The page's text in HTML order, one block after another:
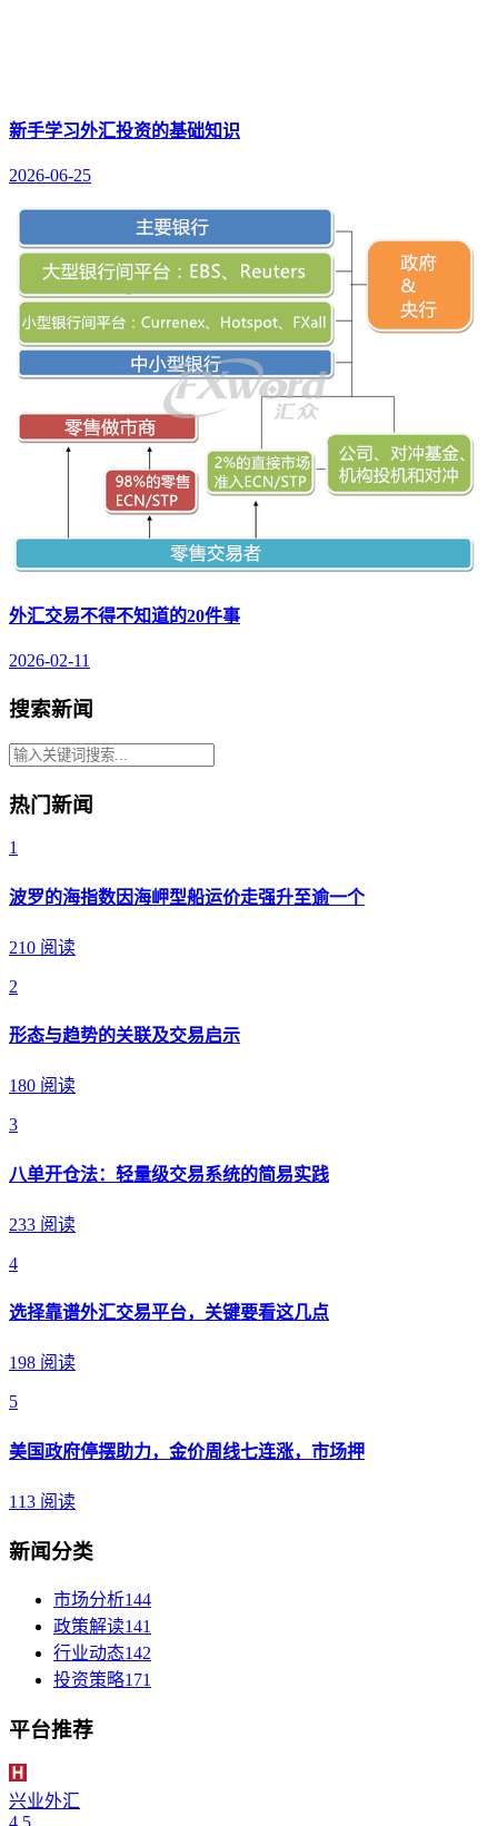
新手学习外汇投资的基础知识
2026-06-25
外汇交易不得不知道的20件事
2026-02-11
搜索新闻
热门新闻
1
波罗的海指数因海岬型船运价走强升至逾一个
210 阅读
2
形态与趋势的关联及交易启示
180 阅读
3
八单开仓法：轻量级交易系统的简易实践
233 阅读
4
选择靠谱外汇交易平台，关键要看这几点
198 阅读
5
美国政府停摆助力，金价周线七连涨，市场押
113 阅读
新闻分类
市场分析144
政策解读141
行业动态142
投资策略171
平台推荐
兴业外汇
4.5